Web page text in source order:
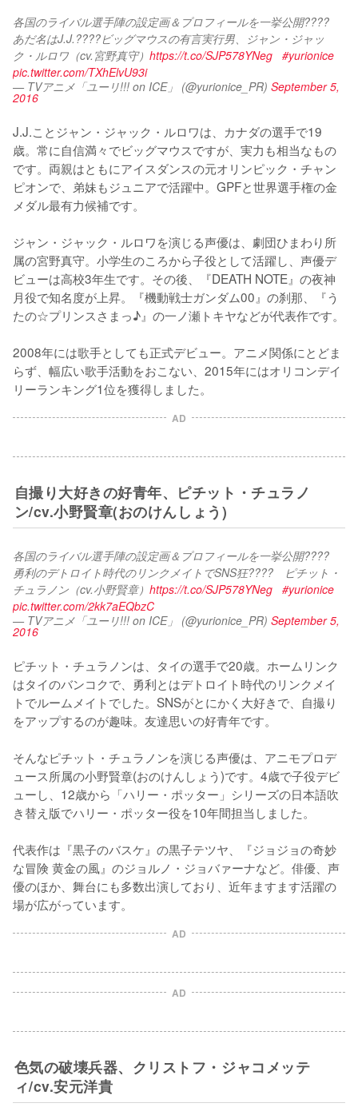
各国のライバル選手陣の設定画＆プロフィールを一挙公開????
あだ名はJ.J.????ビッグマウスの有言実行男、ジャン・ジャッ
ク・ルロワ（cv.宮野真守） https://t.co/SJP578YNeg #yurionice
pic.twitter.com/TXhElvU93i
— TVアニメ「ユーリ!!! on ICE」 (@yurionice_PR) September 5,
2016
J.J.ことジャン・ジャック・ルロワは、カナダの選手で19
歳。常に自信満々でビッグマウスですが、実力も相当なもの
です。両親はともにアイスダンスの元オリンピック・チャン
ピオンで、弟妹もジュニアで活躍中。GPFと世界選手権の金
メダル最有力候補です。
ジャン・ジャック・ルロワを演じる声優は、劇団ひまわり所
属の宮野真守。小学生のころから子役として活躍し、声優デ
ビューは高校3年生です。その後、『DEATH NOTE』の夜神
月役で知名度が上昇。『機動戦士ガンダム00』の刹那、『う
たの☆プリンスさまっ♪』の一ノ瀬トキヤなどが代表作です。
2008年には歌手としても正式デビュー。アニメ関係にとどま
らず、幅広い歌手活動をおこない、2015年にはオリコンデイ
リーランキング1位を獲得しました。
AD
自撮り大好きの好青年、ピチット・チュラノ
ン/cv.小野賢章(おのけんしょう)
各国のライバル選手陣の設定画＆プロフィールを一挙公開????
勇利のデトロイト時代のリンクメイトでSNS狂????　ピチット・
チュラノン（cv.小野賢章） https://t.co/SJP578YNeg #yurionice
pic.twitter.com/2kk7aEQbzC
— TVアニメ「ユーリ!!! on ICE」 (@yurionice_PR) September 5,
2016
ピチット・チュラノンは、タイの選手で20歳。ホームリンク
はタイのバンコクで、勇利とはデトロイト時代のリンクメイ
トでルームメイトでした。SNSがとにかく大好きで、自撮り
をアップするのが趣味。友達思いの好青年です。
そんなピチット・チュラノンを演じる声優は、アニモプロデ
ュース所属の小野賢章(おのけんしょう)です。4歳で子役デビ
ューし、12歳から「ハリー・ポッター」シリーズの日本語吹
き替え版でハリー・ポッター役を10年間担当しました。
代表作は『黒子のバスケ』の黒子テツヤ、『ジョジョの奇妙
な冒険 黄金の風』のジョルノ・ジョバァーナなど。俳優、声
優のほか、舞台にも多数出演しており、近年ますます活躍の
場が広がっています。
AD
AD
色気の破壊兵器、クリストフ・ジャコメッテ
ィ/cv.安元洋貴